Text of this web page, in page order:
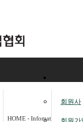
회원사
HOME - Infomation -개인